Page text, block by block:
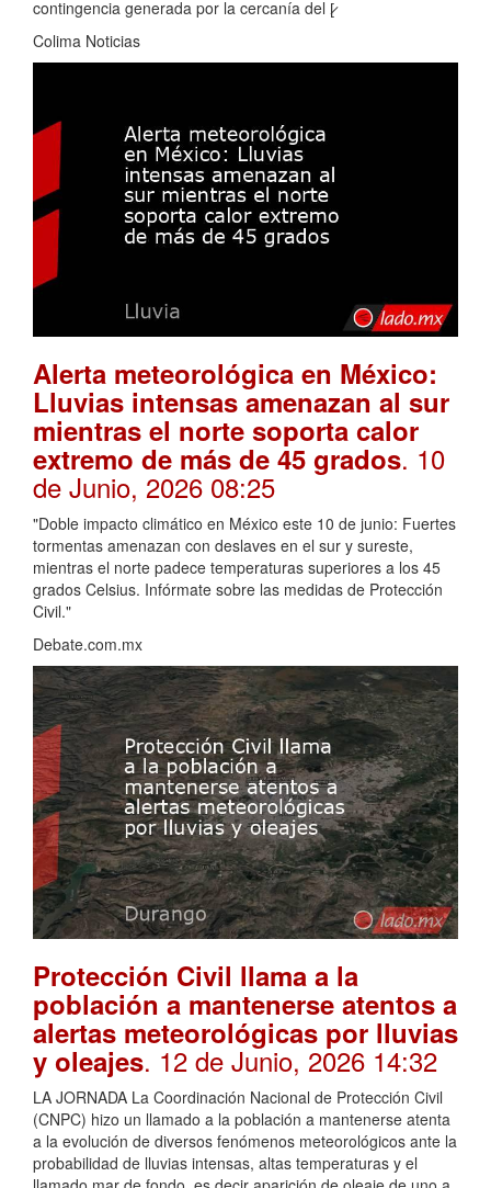
contingencia generada por la cercanía del [̷
Colima Noticias
Alerta meteorológica en México:
Lluvias intensas amenazan al sur
mientras el norte soporta calor
extremo de más de 45 grados. 10
de Junio, 2026 08:25
"Doble impacto climático en México este 10 de junio: Fuertes
tormentas amenazan con deslaves en el sur y sureste,
mientras el norte padece temperaturas superiores a los 45
grados Celsius. Infórmate sobre las medidas de Protección
Civil."
Debate.com.mx
Protección Civil llama a la
población a mantenerse atentos a
alertas meteorológicas por lluvias
y oleajes. 12 de Junio, 2026 14:32
LA JORNADA La Coordinación Nacional de Protección Civil
(CNPC) hizo un llamado a la población a mantenerse atenta
a la evolución de diversos fenómenos meteorológicos ante la
probabilidad de lluvias intensas, altas temperaturas y el